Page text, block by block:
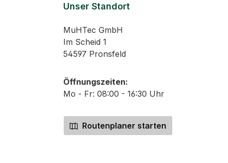
Unser Standort
MuHTec GmbH
Im Scheid 1
54597 Pronsfeld
Öffnungszeiten:
Mo - Fr: 08:00 - 16:30 Uhr
Routenplaner starten